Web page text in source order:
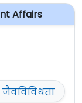
Affairs